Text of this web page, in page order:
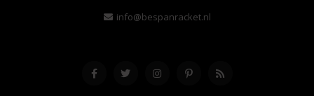
info@bespanracket.nl